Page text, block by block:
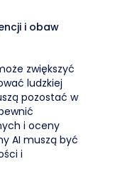
i obaw
zwiększyć
ludzkiej
pozostać w
i oceny
AI muszą być
i